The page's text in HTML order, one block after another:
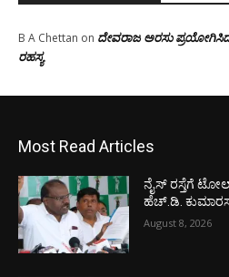
B A Chettan on ದೇವರಾಜ ಅರಸು ಪ್ರಯೋಗಿಸಿದ
ರಹಸ್ಯ
Most Read Articles
ನೈಸ್ ರಸ್ತೆಗೆ
ಹೆಚ್.ಡಿ.
August 8, 2026